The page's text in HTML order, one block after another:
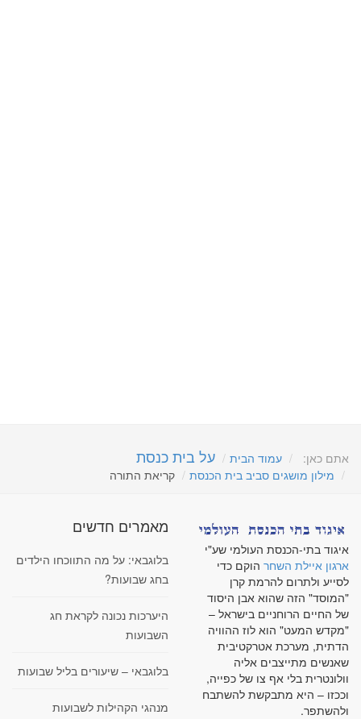
אתם כאן: עמוד הבית על בית כנסת
מילון מושגים סביב בית הכנסת קריאת התורה
איגוד בתי-הכנסת העולמי שע"י
ארגון איילת השחר הוקם כדי
לסייע ולתרום להרמת קרן
"המוסד" הזה שהוא אבן היסוד
של החיים הרוחניים בישראל –
"מקדש המעט" הוא לוז ההוויה
הדתית, מערכת אטרקטיבית
שאנשים מתייצבים אליה
וולונטרית בלי אף צו של כפייה,
וככזו – היא מתבקשת להשתבח
ולהשתפר.
מאמרים חדשים
בלוגבאי: על מה התווכחו הילדים
בחג שבועות?
היערכות נכונה לקראת חג
השבועות
בלוגבאי – שיעורים בליל שבועות
מנהגי הקהילות לשבועות